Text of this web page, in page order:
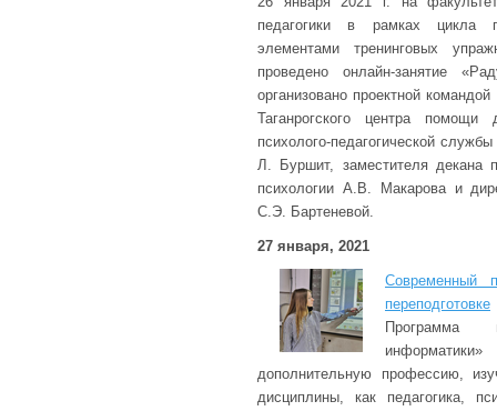
педагогики в рамках цикла
элементами тренинговых
проведено онлайн-занятие
организовано проектной
Таганрогского центра
психолого-педагогической
Л. Буршит, заместителя
психологии А.В. Макарова и
С.Э. Бартеневой.
27 января, 2021
Современный
переподготовке
Программа
дополнительную профессию,
дисциплины, как педагогика,